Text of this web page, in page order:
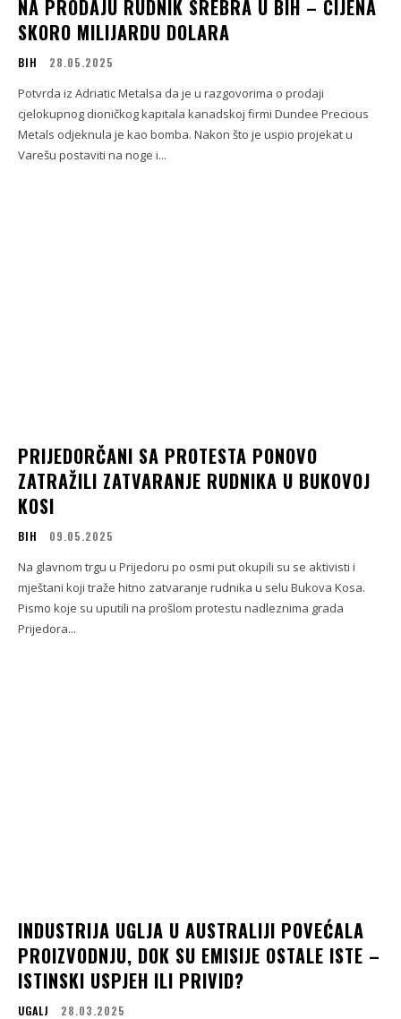
NA PRODAJU RUDNIK SREBRA U BIH – CIJENA
SKORO MILIJARDU DOLARA
BIH 28.05.2025
Potvrda iz Adriatic Metalsa da je u razgovorima o prodaji
cjelokupnog dioničkog kapitala kanadskoj firmi Dundee Precious
Metals odjeknula je kao bomba. Nakon što je uspio projekat u
Varešu postaviti na noge i...
PRIJEDORČANI SA PROTESTA PONOVO
ZATRAŽILI ZATVARANJE RUDNIKA U BUKOVOJ
KOSI
BIH 09.05.2025
Na glavnom trgu u Prijedoru po osmi put okupili su se aktivisti i
mještani koji traže hitno zatvaranje rudnika u selu Bukova Kosa.
Pismo koje su uputili na prošlom protestu nadleznima grada
Prijedora...
INDUSTRIJA UGLJA U AUSTRALIJI POVEĆALA
PROIZVODNJU, DOK SU EMISIJE OSTALE ISTE –
ISTINSKI USPJEH ILI PRIVID?
UGALJ 28.03.2025